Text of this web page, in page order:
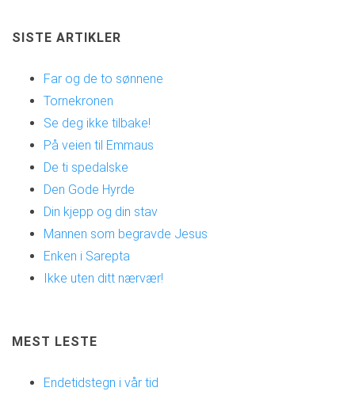
SISTE ARTIKLER
Far og de to sønnene
Tornekronen
Se deg ikke tilbake!
På veien til Emmaus
De ti spedalske
Den Gode Hyrde
Din kjepp og din stav
Mannen som begravde Jesus
Enken i Sarepta
Ikke uten ditt nærvær!
MEST LESTE
Endetidstegn i vår tid